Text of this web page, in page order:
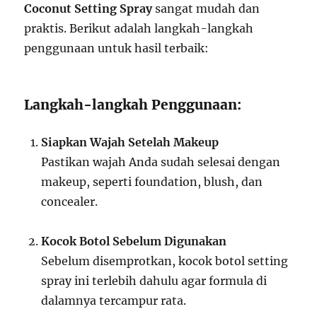
Coconut Setting Spraysangat mudah dan
praktis. Berikut adalah langkah-langkah
penggunaan untuk hasil terbaik:
Langkah-langkah Penggunaan:
Siapkan Wajah Setelah Makeup
Pastikan wajah Anda sudah selesai dengan
makeup, seperti foundation, blush, dan
concealer.
Kocok Botol Sebelum Digunakan
Sebelum disemprotkan, kocok botol setting
spray ini terlebih dahulu agar formula di
dalamnya tercampur rata.